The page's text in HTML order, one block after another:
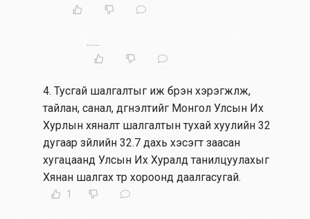
……
4. Тусгай шалгалтыг иж бүрэн хэрэгжүүлж,
тайлан, санал, дүгнэлтийг Монгол Улсын Их
Хурлын хяналт шалгалтын тухай хуулийн 32
дугаар зүйлийн 32.7 дахь хэсэгт заасан
хугацаанд Улсын Их Хуралд танилцуулахыг
Хянан шалгах түр хороонд даалгасугай.
1